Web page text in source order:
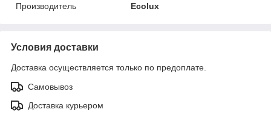
Производитель
Ecolux
Условия доставки
Доставка осуществляется только по предоплате.
Самовывоз
Доставка курьером